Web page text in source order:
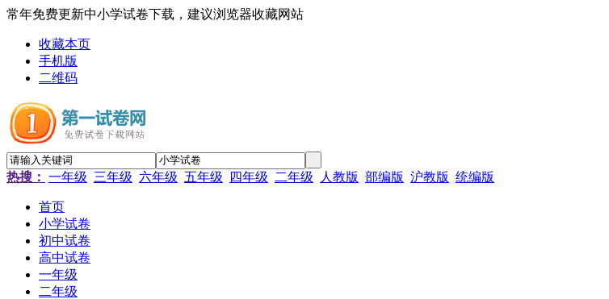
常年免费更新中小学试卷下载，建议浏览器收藏网站
收藏本页
手机版
二维码
热搜： 一年级 三年级 六年级 五年级 四年级 二年级 人教版 部编版 沪教版 统编版
首页
小学试卷
初中试卷
高中试卷
一年级
二年级